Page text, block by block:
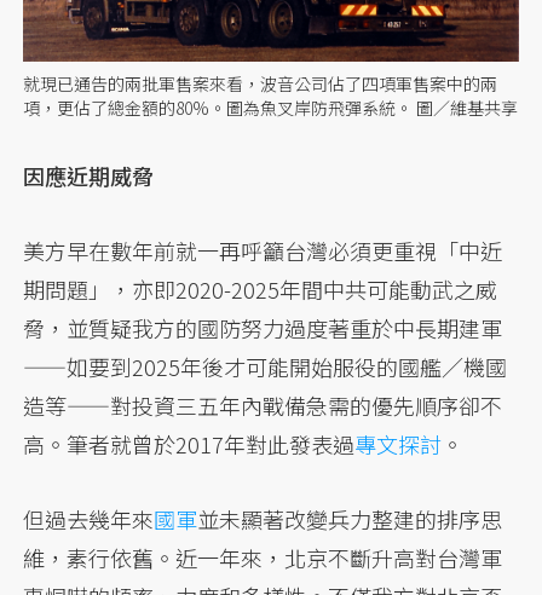
就現已通告的兩批軍售案來看，波音公司佔了四項軍售案中的兩
項，更佔了總金額的80%。圖為魚叉岸防飛彈系統。 圖／維基共享
因應近期威脅
美方早在數年前就一再呼籲台灣必須更重視「中近
期問題」，亦即2020-2025年間中共可能動武之威
脅，並質疑我方的國防努力過度著重於中長期建軍
——如要到2025年後才可能開始服役的國艦／機國
造等——對投資三五年內戰備急需的優先順序卻不
高。筆者就曾於2017年對此發表過專文探討 。
但過去幾年來國軍並未顯著改變兵力整建的排序思
維，素行依舊。近一年來，北京不斷升高對台灣軍